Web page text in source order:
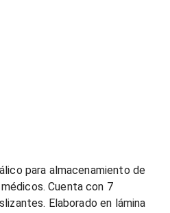
para almacenamiento de
Cuenta con 7
Elaborado en lámina